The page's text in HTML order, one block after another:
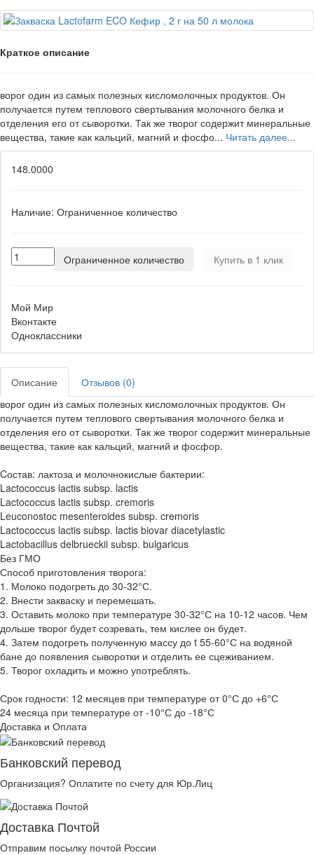
Краткое описание
ворог один из самых полезных кисломолочных продуктов. Он
получается путем теплового свертывания молочного белка и
отделения его от сыворотки. Так же творог содержит минеральные
вещества, такие как кальций, магний и фосфо... Читать далее...
148.0000
Наличие: Ограниченное количество
Ограниченное количество Купить в 1 клик
Мой Мир
Вконтакте
Одноклассники
Описание
Отзывов (0)
ворог один из самых полезных кисломолочных продуктов. Он
получается путем теплового свертывания молочного белка и
отделения его от сыворотки. Так же творог содержит минеральные
вещества, такие как кальций, магний и фосфор.
Cостав: лактоза и молочнокислые бактерии:
Lactococcus lactis subsp. lactis
Lactococcus lactis subsp. cremoris
Leuconostoc mesenteroides subsp. cremoris
Lactococcus lactis subsp. lactis biovar diacetylastic
Lactobacillus delbrueckii subsp. bulgaricus
Без ГМО
Способ приготовления творога:
1. Молоко подогреть до 30-32°С.
2. Внести закваску и перемешать.
3. Оставить молоко при температуре 30-32°С на 10-12 часов. Чем
дольше творог будет созревать, тем кислее он будет.
4. Затем подогреть полученную массу до t 55-60°С на водяной
бане до появления сыворотки и отделить ее сцеживанием.
5. Творог охладить и можно употреблять.
Срок годности: 12 месяцев при температуре от 0°С до +6°С
24 месяца при температуре от -10°С до -18°С
Доставка и Оплата
Банковский перевод
Организация? Оплатите по счету для Юр.Лиц
Доставка Почтой
Отправим посылку почтой России